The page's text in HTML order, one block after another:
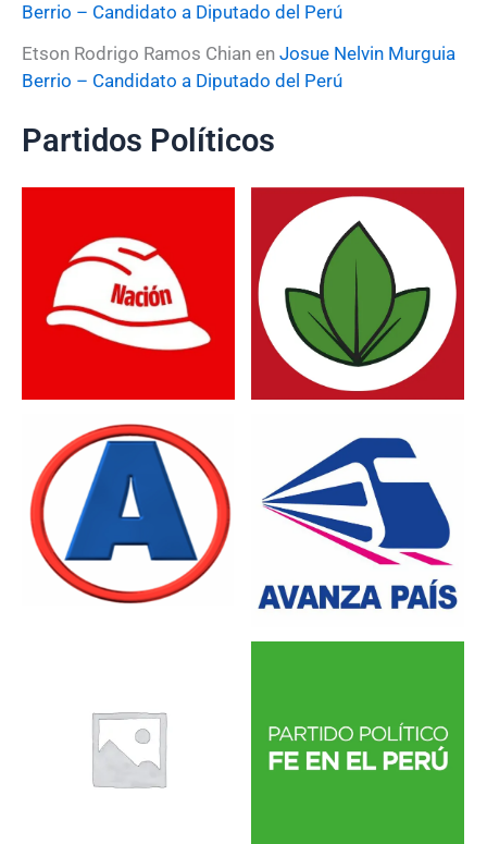
Berrio – Candidato a Diputado del Perú
Etson Rodrigo Ramos Chian en Josue Nelvin Murguia
Berrio – Candidato a Diputado del Perú
Partidos Políticos